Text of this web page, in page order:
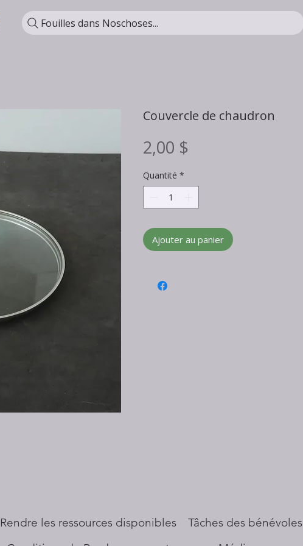
Fouilles dans Noschoses...
Couvercle de chaudron
2,00 $
Quantité *
Ajouter au panier
​Rendre les ressources disponibles
Tâches des bénévoles